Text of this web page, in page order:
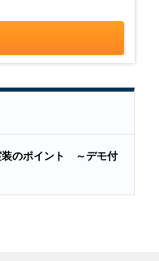
装のポイント ～デモ付